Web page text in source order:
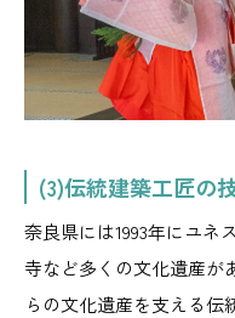
(3)伝統建築工匠の
奈良県には1993年にユネ
寺など多くの文化遺産が
らの文化遺産を支える